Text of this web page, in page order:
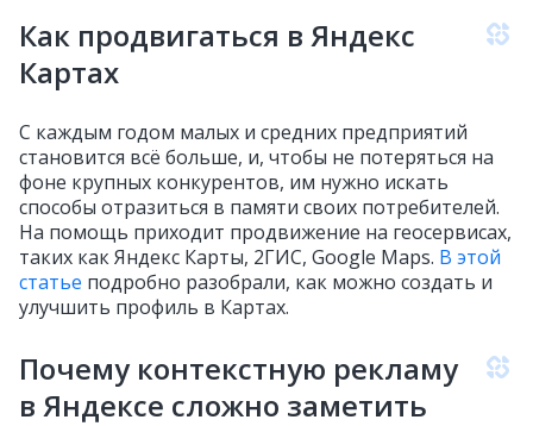
Как продвигаться в Яндекс
Картах
С каждым годом малых и средних предприятий
становится всё больше, и, чтобы не потеряться на
фоне крупных конкурентов, им нужно искать
способы отразиться в памяти своих потребителей.
На помощь приходит продвижение на геосервисах,
таких как Яндекс Карты, 2ГИС, Google Maps. В этой
статье подробно разобрали, как можно создать и
улучшить профиль в Картах.
Почему контекстную рекламу
в Яндексе сложно заметить